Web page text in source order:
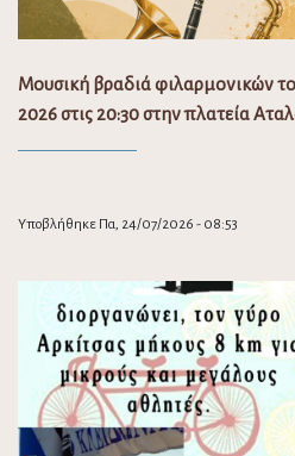
Μουσική βραδιά φιλαρμονικών
2026 στις 20:30 στην πλατεία
Υποβλήθηκε Πα, 24/07/2026 - 08:53